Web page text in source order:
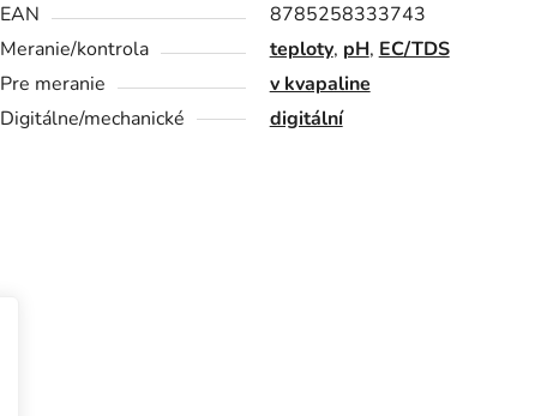
EAN
8785258333743
Meranie/kontrola
teploty, pH, EC/TDS
Pre meranie
v kvapaline
Digitálne/mechanické
digitální